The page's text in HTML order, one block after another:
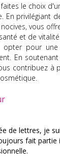
le choix
En privilégiant
vous
et de vitalité.
pour une
En
contribuez à
de lettres, je
fait